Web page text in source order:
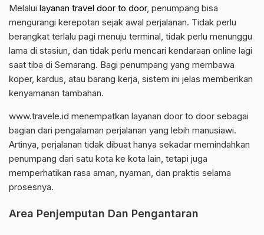
Melalui layanan travel door to door, penumpang bisa
mengurangi kerepotan sejak awal perjalanan. Tidak perlu
berangkat terlalu pagi menuju terminal, tidak perlu menunggu
lama di stasiun, dan tidak perlu mencari kendaraan online lagi
saat tiba di Semarang. Bagi penumpang yang membawa
koper, kardus, atau barang kerja, sistem ini jelas memberikan
kenyamanan tambahan.
www.travele.id menempatkan layanan door to door sebagai
bagian dari pengalaman perjalanan yang lebih manusiawi.
Artinya, perjalanan tidak dibuat hanya sekadar memindahkan
penumpang dari satu kota ke kota lain, tetapi juga
memperhatikan rasa aman, nyaman, dan praktis selama
prosesnya.
Area Penjemputan Dan Pengantaran